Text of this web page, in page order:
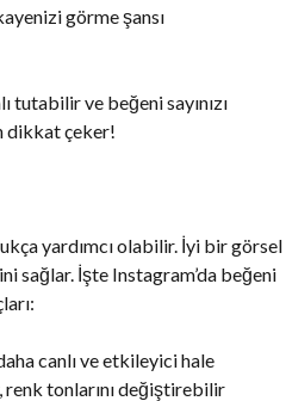
görme şansı
ve beğeni sayınızı
dikkat çeker!
yardımcı olabilir. İyi bir görsel
sağlar. İşte Instagram’da beğeni
canlı ve etkileyici hale
tonlarını değiştirebilir